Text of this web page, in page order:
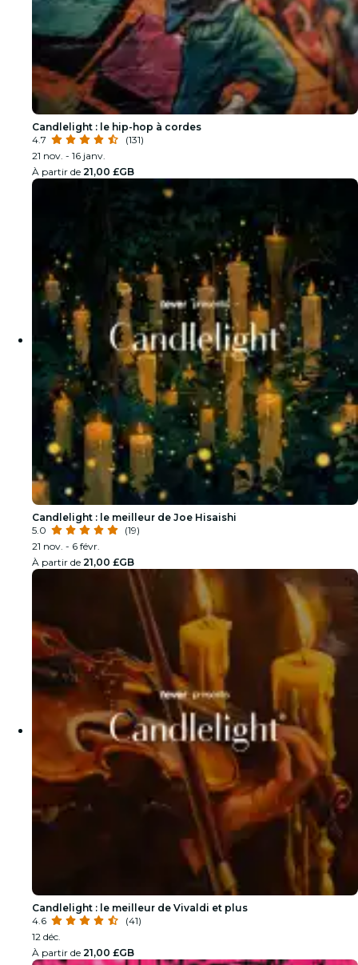
Candlelight : le hip-hop à cordes
4.7
(131)
21 nov. - 16 janv.
À partir de 21,00 £GB
Candlelight : le meilleur de Joe Hisaishi
5.0
(19)
21 nov. - 6 févr.
À partir de 21,00 £GB
Candlelight : le meilleur de Vivaldi et plus
4.6
(41)
12 déc.
À partir de 21,00 £GB